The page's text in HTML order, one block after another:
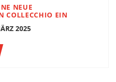
NEUE
COLLECCHIO EIN
2025